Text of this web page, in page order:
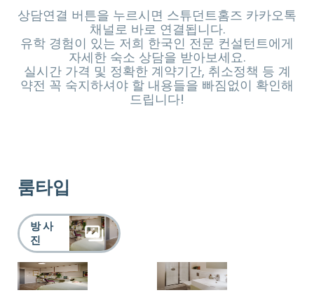
상담연결 버튼을 누르시면 스튜던트홈즈 카카오톡
채널로 바로 연결됩니다.
유학 경험이 있는 저희 한국인 전문 컨설턴트에게
자세한 숙소 상담을 받아보세요.
실시간 가격 및 정확한 계약기간, 취소정책 등 계
약전 꼭 숙지하셔야 할 내용들을 빠짐없이 확인해
드립니다!
룸타입
방 사
진